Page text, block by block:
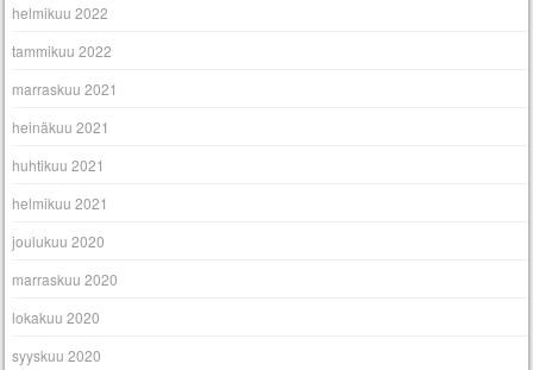
helmikuu 2022
tammikuu 2022
marraskuu 2021
heinäkuu 2021
huhtikuu 2021
helmikuu 2021
joulukuu 2020
marraskuu 2020
lokakuu 2020
syyskuu 2020